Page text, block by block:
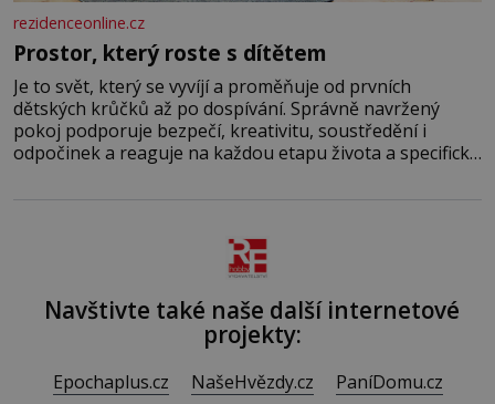
rezidenceonline.cz
Prostor, který roste s dítětem
Je to svět, který se vyvíjí a proměňuje od prvních
dětských krůčků až po dospívání. Správně navržený
pokoj podporuje bezpečí, kreativitu, soustředění i
odpočinek a reaguje na každou etapu života a specifické
Navštivte také naše další internetové
projekty:
Epochaplus.cz NašeHvězdy.cz PaníDomu.cz